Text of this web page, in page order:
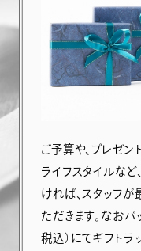
ご予算や、プレゼン
ライフスタイルな
ければ、スタッフ
ただきます。なおバ
税込）にてギフトラ